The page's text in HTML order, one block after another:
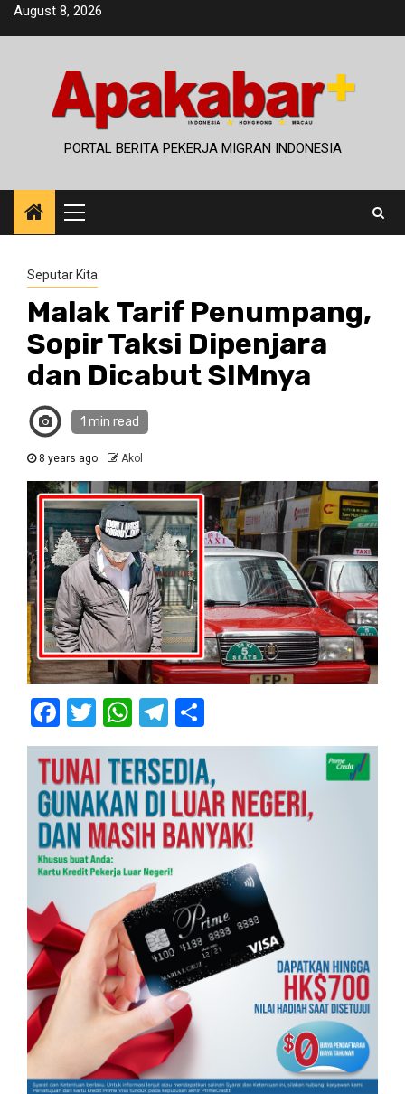
SkipAugust 8, 2026
PORTAL BERITA PEKERJA MIGRAN INDONESIA
Primary
Menu
Seputar Kita
Malak Tarif Penumpang,
Sopir Taksi Dipenjara
dan Dicabut SIMnya
1 min read
8 years ago Akol
Facebook
Twitter
WhatsApp
Telegram